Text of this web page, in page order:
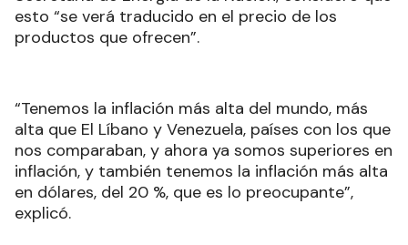
esto “se verá traducido en el precio de los
productos que ofrecen”.
“Tenemos la inflación más alta del mundo, más
alta que El Líbano y Venezuela, países con los que
nos comparaban, y ahora ya somos superiores en
inflación, y también tenemos la inflación más alta
en dólares, del 20 %, que es lo preocupante”,
explicó.